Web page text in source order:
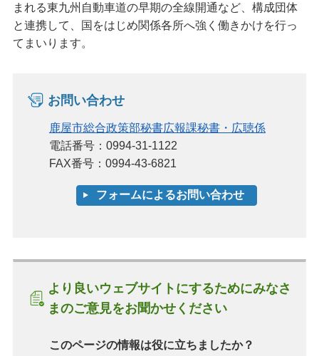
まれる東九州自動車道の早期の全線開通など、構成団体
と連携して、国をはじめ関係各所へ強く働きかけを行っ
てまいります。
お問い合わせ
鹿屋市総合政策部秘書広報課秘書・広聴係
電話番号：0994-31-1122
FAX番号：0994-43-6821
より良いウェブサイトにするためにみなさ
まのご意見をお聞かせください
このページの情報は役に立ちましたか？